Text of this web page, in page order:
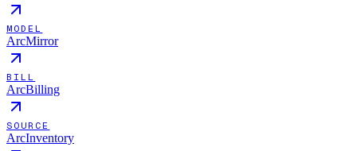
MODEL
ArcMirror
BILL
ArcBilling
SOURCE
ArcInventory